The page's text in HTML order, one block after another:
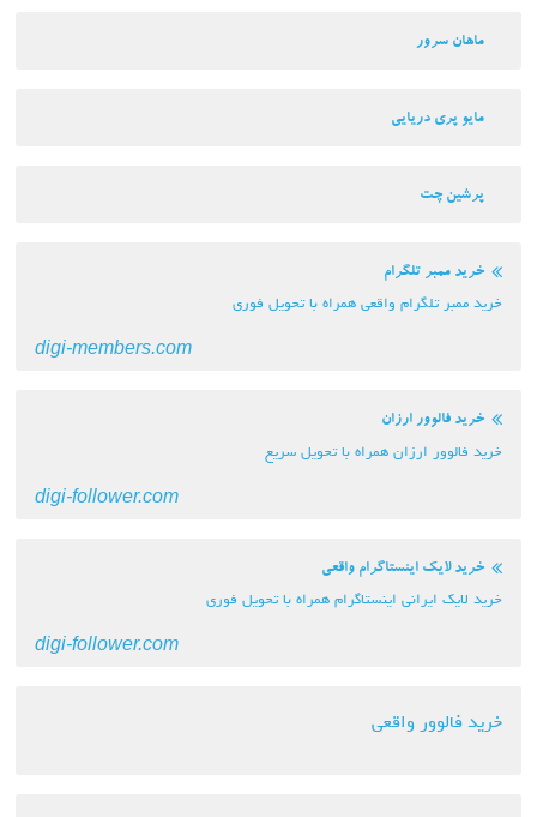
ماهان سرور
مایو پری دریایی
پرشین چت
خرید ممبر تلگرام
خرید ممبر تلگرام واقعی همراه با تحویل فوری
digi-members.com
خرید فالوور ارزان
خرید فالوور ارزان همراه با تحویل سریع
digi-follower.com
خرید لایک اینستاگرام واقعی
خرید لایک ایرانی اینستاگرام همراه با تحویل فوری
digi-follower.com
خرید فالوور واقعی